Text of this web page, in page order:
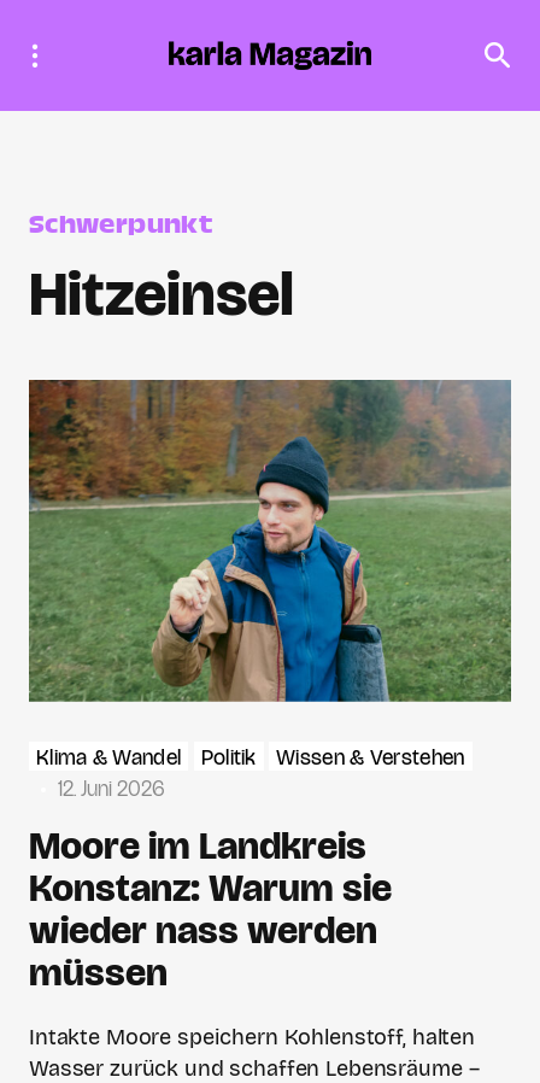
Schwerpunkt
Hitzeinsel
Klima & Wandel Politik
Wissen & Verstehen
12. Juni 2026
Moore im Landkreis
Konstanz: Warum sie
wieder nass werden
müssen
Intakte Moore speichern Kohlenstoff, halten
Wasser zurück und schaffen Lebensräume –